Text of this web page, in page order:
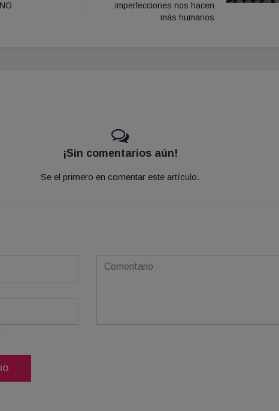
imperfecciones nos hacen
más humanos
¡Sin comentarios aún!
Se el primero en comentar este artículo.